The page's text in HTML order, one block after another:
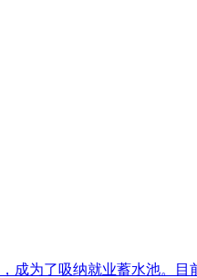
成为了吸纳就业蓄水池。目